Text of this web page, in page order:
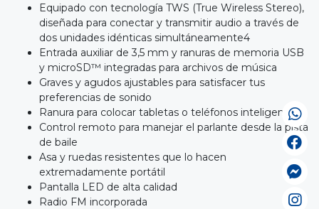
Equipado con tecnología TWS (True Wireless Stereo),
diseñada para conectar y transmitir audio a través de
dos unidades idénticas simultáneamente4
Entrada auxiliar de 3,5 mm y ranuras de memoria USB
y microSD™ integradas para archivos de música
Graves y agudos ajustables para satisfacer tus
preferencias de sonido
Ranura para colocar tabletas o teléfonos inteligentes
Control remoto para manejar el parlante desde la pista
de baile
Asa y ruedas resistentes que lo hacen
extremadamente portátil
Pantalla LED de alta calidad
Radio FM incorporada